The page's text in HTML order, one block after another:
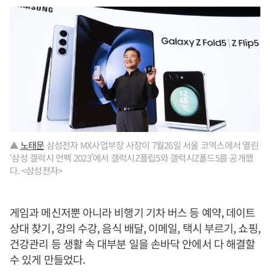
▲노태문 삼성전자 MX사업부장 사장이 7월26일 서울 코엑스에서 열린
‘삼성 갤럭시 언팩 2023’에서 갤럭시Z플립5와 갤럭시Z폴드5를 공개했
다. <삼성전자>
게임과 메신저뿐 아니라 비행기 기차 버스 등 예약, 데이트
상대 찾기, 강의 수강, 음식 배달, 이메일, 택시 부르기, 쇼핑,
건강관리 등 생활 속 대부분 일을 손바닥 안에서 다 해결할
수 있게 만들었다.